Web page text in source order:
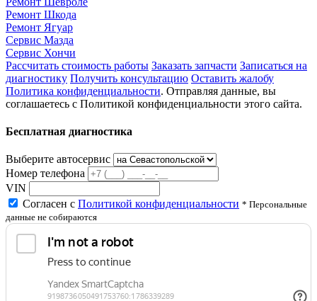
Ремонт Шкода
Ремонт Ягуар
Сервис Мазда
Сервис Хончи
Рассчитать стоимость работы Заказать запчасти Записаться на
диагностику Получить консультацию Оставить жалобу
Политика конфиденциальности. Отправляя данные, вы
соглашаетесь с Политикой конфиденциальности этого сайта.
Бесплатная диагностика
Выберите автосервис
Номер телефона
VIN
Согласен с Политикой конфиденциальности * Персональные
данные не собираются